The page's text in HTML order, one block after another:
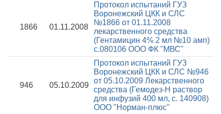
1866 01.11.2008
Протокол испытаний ГУЗ
Воронежский ЦКК и СЛС
№1866 от 01.11.2008
лекарственного средства
(Гентамицин 4% 2 мл №10 амп)
с.080106 ООО ФК "МВС"
946 05.10.2009
Протокол испытаний ГУЗ
Воронежский ЦКК и СЛС №946
от 05.10.2009 Лекарственного
средства (Гемодез-Н раствор
для инфузий 400 мл, с. 140908)
ООО "Норман-плюс"